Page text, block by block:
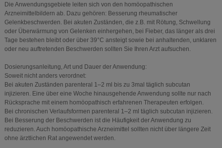
Die Anwendungsgebiete leiten sich von den homöopathischen
Arzneimittelbildern ab. Dazu gehören: Besserung rheumatischer
Gelenkbeschwerden. Bei akuten Zuständen, die z.B. mit Rötung, Schwellung
oder Überwärmung von Gelenken einhergehen, bei Fieber, das länger als drei
Tage bestehen bleibt oder über 39°C ansteigt sowie bei anhaltenden, unklaren
oder neu auftretenden Beschwerden sollten Sie Ihren Arzt aufsuchen.
Dosierungsanleitung, Art und Dauer der Anwendung:
Soweit nicht anders verordnet:
Bei akuten Zuständen parenteral 1–2 ml bis zu 3mal täglich subcutan
injizieren. Eine über eine Woche hinausgehende Anwendung sollte nur nach
Rücksprache mit einem homöopathisch erfahrenen Therapeuten erfolgen.
Bei chronischen Verlaufsformen parenteral 1–2 ml täglich subcutan injizieren.
Bei Besserung der Beschwerden ist die Häufigkeit der Anwendung zu
reduzieren. Auch homöopathische Arzneimittel sollten nicht über längere Zeit
ohne ärztlichen Rat angewendet werden.